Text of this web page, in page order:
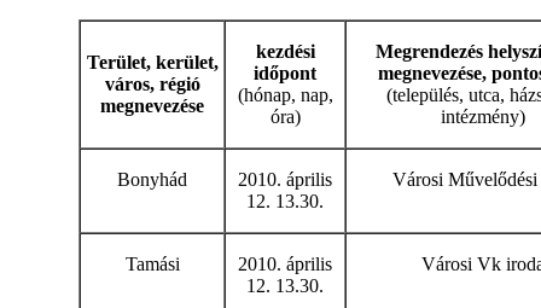
Terület, kerület,
város, régió
megnevezése
kezdési
időpont
(hónap, nap,
óra)
Megrendezés
megnevezése,
(település, utca,
intézmény)
Bonyhád
2010. április
12. 13.30.
Városi Művelődési
Tamási
2010. április
12. 13.30.
Városi Vk